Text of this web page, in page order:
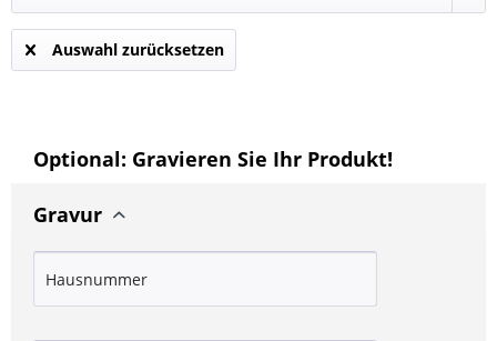
Auswahl zurücksetzen
Optional: Gravieren Sie Ihr Produkt!
Gravur